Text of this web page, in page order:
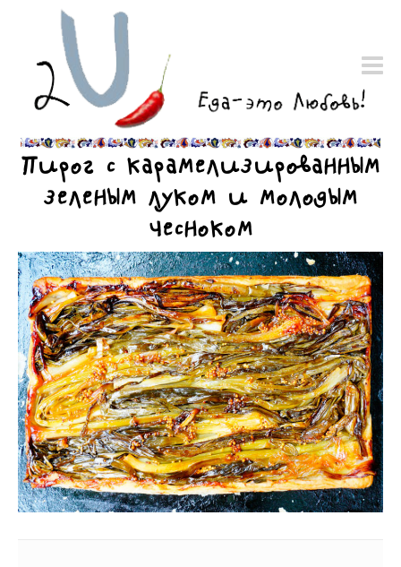
Пирог с карамелизированным
зеленым луком и молодым
чесноком